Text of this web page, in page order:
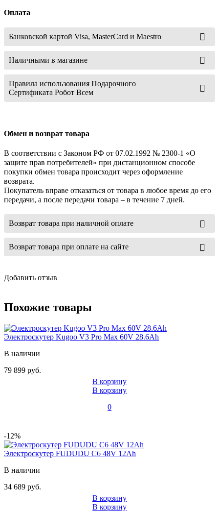
Оплата
Банковской картой Visa, MasterCard и Maestro
Наличными в магазине
Правила использования Подарочного
Сертификата Робот Всем
Обмен и возврат товара
В соответствии с Законом РФ от 07.02.1992 № 2300-1 «О
защите прав потребителей» при дистанционном способе
покупки обмен товара происходит через оформление
возврата.
Покупатель вправе отказаться от товара в любое время до его
передачи, а после передачи товара – в течение 7 дней.
Возврат товара при наличной оплате
Возврат товара при оплате на сайте
Добавить отзыв
Похожие товары
Электроскутер Kugoo V3 Pro Max 60V 28.6Ah
В наличии
79 899 руб.
В корзину
В корзину
0
-12%
Электроскутер FUDUDU C6 48V 12Ah
В наличии
34 689 руб.
В корзину
В корзину